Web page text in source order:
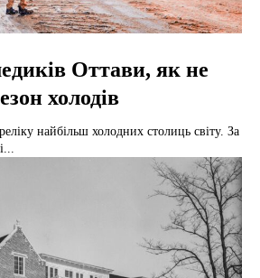
Оттави, як не
холодів
найбільш холодних столиць світу. За